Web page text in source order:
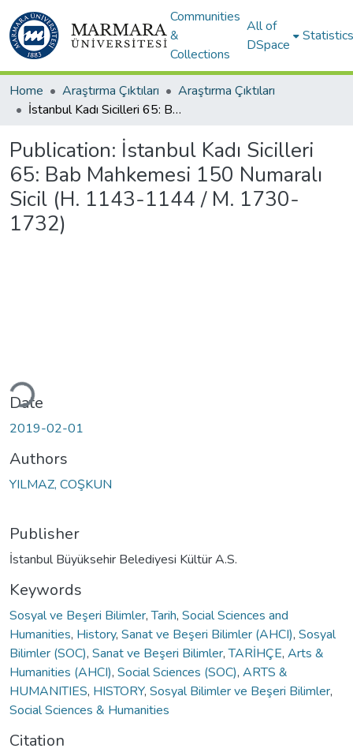
Communities
&
Collections
All of
DSpace
Statistics
Home Araştırma Çıktıları
Araştırma Çıktıları
İstanbul Kadı Sicilleri 65: Bab Mahkemesi 150 Numaralı Sicil (H. 1143-1144 / M. 1730-1732)
Publication: İstanbul Kadı Sicilleri
65: Bab Mahkemesi 150 Numaralı
Sicil (H. 1143-1144 / M. 1730-
1732)
Date
2019-02-01
Authors
YILMAZ, COŞKUN
Publisher
İstanbul Büyüksehir Belediyesi Kültür A.S.
Keywords
Sosyal ve Beşeri Bilimler,Tarih, Social Sciences and
Humanities, History, Sanat ve Beşeri Bilimler (AHCI), Sosyal
Bilimler (SOC), Sanat ve Beşeri Bilimler,TARİHÇE, Arts &
Humanities (AHCI), Social Sciences (SOC), ARTS &
HUMANITIES, HISTORY, Sosyal Bilimler ve Beşeri Bilimler,
Social Sciences & Humanities
Citation